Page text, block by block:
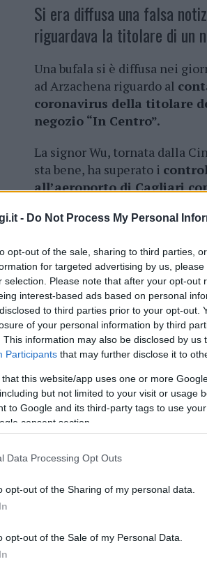
- Do Not Process My Personal
opt-out of the sale, sharing to third parties,
for targeted advertising by us,
selection. Please note that after your opt-out
interest-based ads based on personal
to third parties prior to your opt-out.
of your personal information by third
This information may also be disclosed by us
Participants that may further disclose it to
that this website/app uses one or more
but not limited to your visit or usage
to Google and its third-party tags to use
consent section.
Data Processing Opt Outs
opt-out of the Sharing of my personal data.
opt-out of the Sale of my Personal Data.
Si era diffusa una falsa
riguardava la titolare di un
Una bufala si è diffusa nei
ad Arzachena riguardo al
coronavirus della titolare
negozio “In Centro”.
La signor Wu, tornata dalla
sta bene, ha superato i
all’aeroporto di Cagliari
negozio per chiarire la
notizie.
polemiche e garantire la
spontanea volontà di affittare
resterà in “quarantena”
ogni dubbio.
cliccandoqui
nella sezione